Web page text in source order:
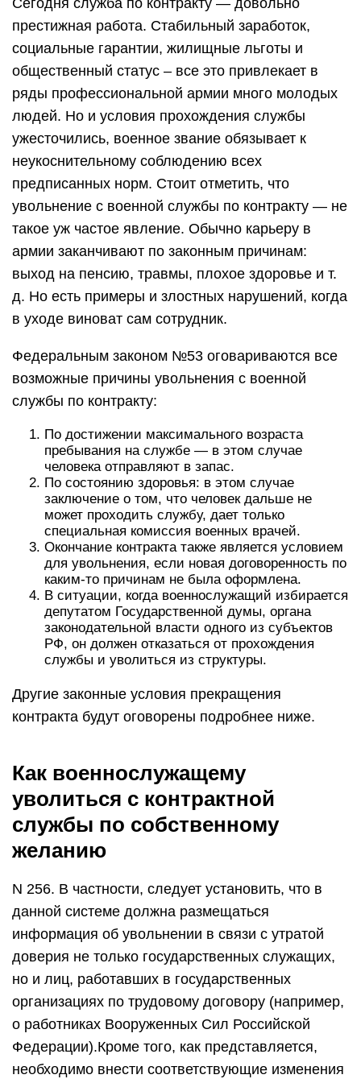
Сегодня служба по контракту — довольно
престижная работа. Стабильный заработок,
социальные гарантии, жилищные льготы и
общественный статус – все это привлекает в
ряды профессиональной армии много молодых
людей. Но и условия прохождения службы
ужесточились, военное звание обязывает к
неукоснительному соблюдению всех
предписанных норм. Стоит отметить, что
увольнение с военной службы по контракту — не
такое уж частое явление. Обычно карьеру в
армии заканчивают по законным причинам:
выход на пенсию, травмы, плохое здоровье и т.
д. Но есть примеры и злостных нарушений, когда
в уходе виноват сам сотрудник.
Федеральным законом №53 оговариваются все
возможные причины увольнения с военной
службы по контракту:
По достижении максимального возраста
пребывания на службе — в этом случае
человека отправляют в запас.
По состоянию здоровья: в этом случае
заключение о том, что человек дальше не
может проходить службу, дает только
специальная комиссия военных врачей.
Окончание контракта также является условием
для увольнения, если новая договоренность по
каким-то причинам не была оформлена.
В ситуации, когда военнослужащий избирается
депутатом Государственной думы, органа
законодательной власти одного из субъектов
РФ, он должен отказаться от прохождения
службы и уволиться из структуры.
Другие законные условия прекращения
контракта будут оговорены подробнее ниже.
Как военнослужащему
уволиться с контрактной
службы по собственному
желанию
N 256. В частности, следует установить, что в
данной системе должна размещаться
информация об увольнении в связи с утратой
доверия не только государственных служащих,
но и лиц, работавших в государственных
организациях по трудовому договору (например,
о работниках Вооруженных Сил Российской
Федерации).Кроме того, как представляется,
необходимо внести соответствующие изменения